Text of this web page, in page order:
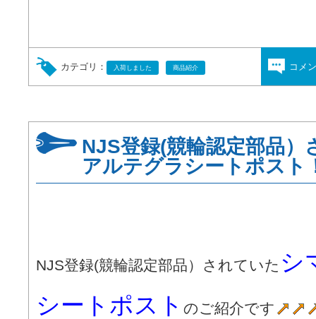
カテゴリ： 入荷しました 商品紹介 コメ
NJS登録(競輪認定部品）
アルテグラシートポスト
NJS登録(競輪認定部品）されていた シ
シートポスト のご紹介です